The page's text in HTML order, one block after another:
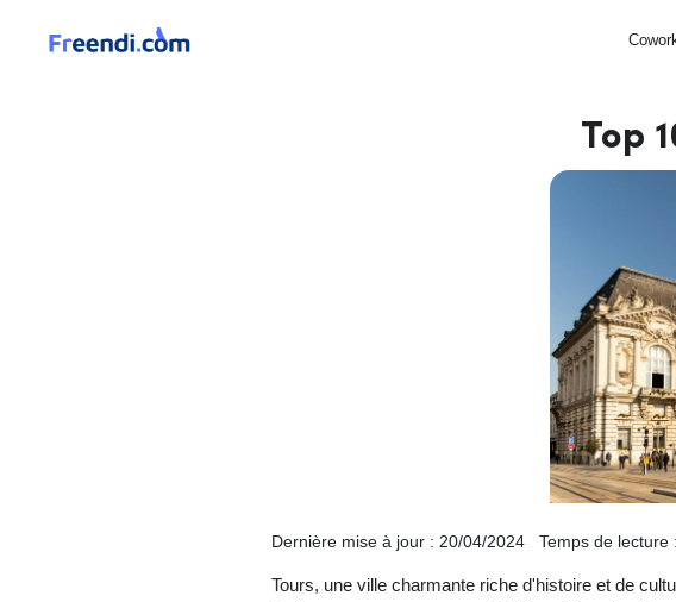
Top
Dernière mise à jour : 20/04/2024 Temps de lecture
Tours, une ville charmante riche d'histoire et de